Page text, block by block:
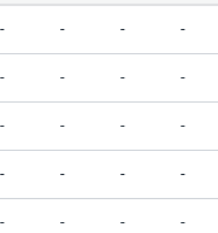
- - - -
- - - -
- - - -
- - - -
- - - -